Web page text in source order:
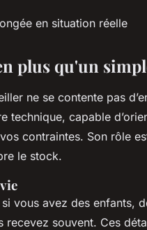
en situation réelle
plus qu'un
ne se contente pas
technique, capable
contraintes. Son rôle
le stock.
vous avez des enfants,
souvent. Ces